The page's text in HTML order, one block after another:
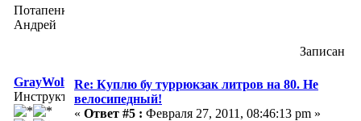
Потапенко
Андрей
Записан
GrayWolf
Инструктор
Re: Куплю бу туррюкзак литров на 80. Не
велосипедный!
« Ответ #5 : Февраля 27, 2011, 08:46:13 pm »